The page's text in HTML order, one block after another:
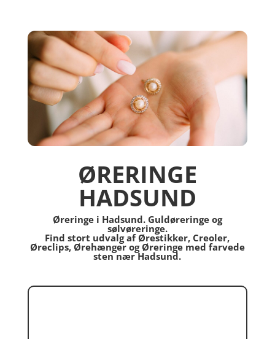
ØRERINGE
HADSUND
Øreringe i Hadsund. Guldøreringe og
sølvøreringe.
Find stort udvalg af Ørestikker, Creoler,
Øreclips, Ørehænger og Øreringe med farvede
sten nær Hadsund.